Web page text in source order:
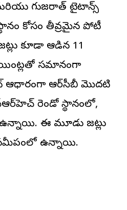
గుజరాత్ టైటాన్స్
కోసం తీవ్రమైన పోటీ
కూడా ఆడిన 11
సమానంగా
ఆధారంగా ఆర్‌సీబీ మొదటి
రెండో స్థానంలో,
ఈ మూడు జట్లు
సమీపంలో ఉన్నాయి.